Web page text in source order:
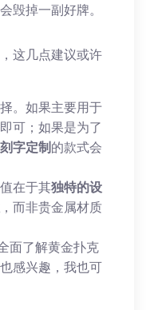
毁掉一副好牌。
这几点建议或许
。如果主要用于
可；如果是为了
字定制的款式会
在于其独特的设
，而非贵金属材质
面了解黄金扑克
感兴趣，我也可